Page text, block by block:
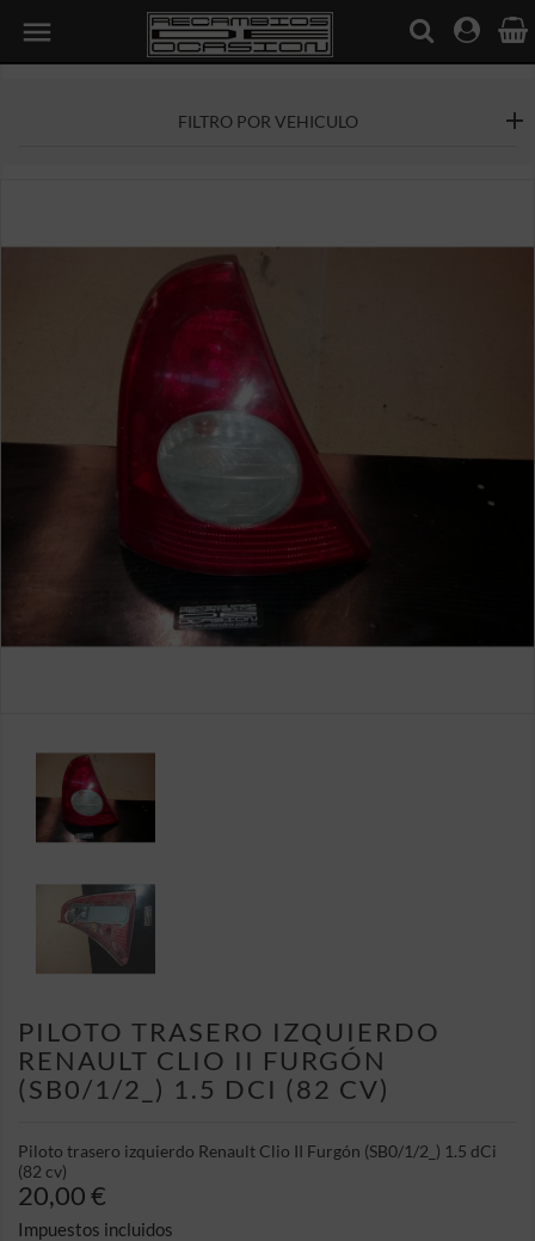

FILTRO POR VEHICULO
PILOTO TRASERO IZQUIERDO
RENAULT CLIO II FURGÓN
(SB0/1/2_) 1.5 DCI (82 CV)
Piloto trasero izquierdo Renault Clio II Furgón (SB0/1/2_) 1.5 dCi
(82 cv)
20,00 €
Impuestos incluidos